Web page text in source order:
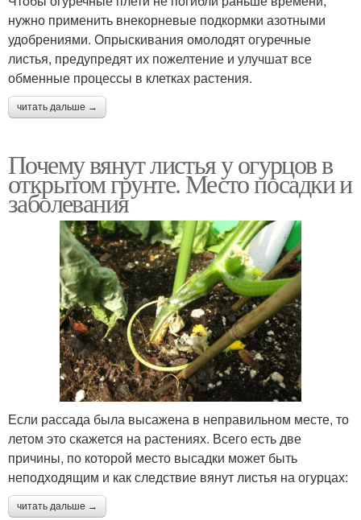
нужно применить внекорневые подкормки азотными
удобрениями. Опрыскивания омолодят огуречные
листья, предупредят их пожелтение и улучшат все
обменные процессы в клетках растения.
читать дальше →
Почему вянут листья у огурцов в
открытом грунте. Место посадки и
заболевания
Если рассада была высажена в неправильном месте, то
летом это скажется на растениях. Всего есть две
причины, по которой место высадки может быть
неподходящим и как следствие вянут листья на огурцах:
читать дальше →